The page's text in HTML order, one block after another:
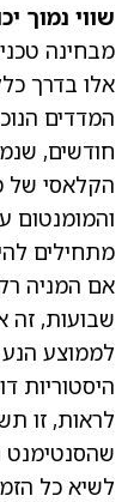
שווי נמוך
מבחינה
אלו בדרך
חודשים,
הקלאסי של
והמומנטום
מתחילים
לראות, זו
שהסנטימנט
לשיא כל